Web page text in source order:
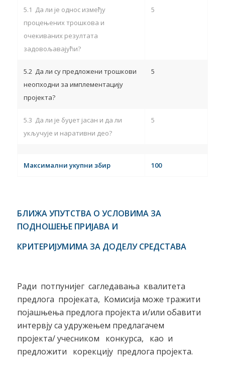
5.1 Да ли је однос између
процењених трошкова и
очекиваних резултата
задовољавајући?
5
5.2 Да ли су предложени трошкови
неопходни за имплементацију
пројекта?
5
5.3 Да ли је буџет јасан и да ли
укључује и наративни део?
5
Максимални укупни збир 100
БЛИЖА УПУТСТВА О УСЛОВИМА ЗА
ПОДНОШЕЊЕ ПРИЈАВА И
КРИТЕРИЈУМИМА ЗА ДОДЕЛУ СРЕДСТАВА
Ради потпунијег сагледавања квалитета
предлога пројеката, Комисија може тражити
појашњења предлога пројекта и/или обавити
интервју са удружењем предлагачем
пројекта/ учесником конкурса, као и
предложити корекцију предлога пројекта.